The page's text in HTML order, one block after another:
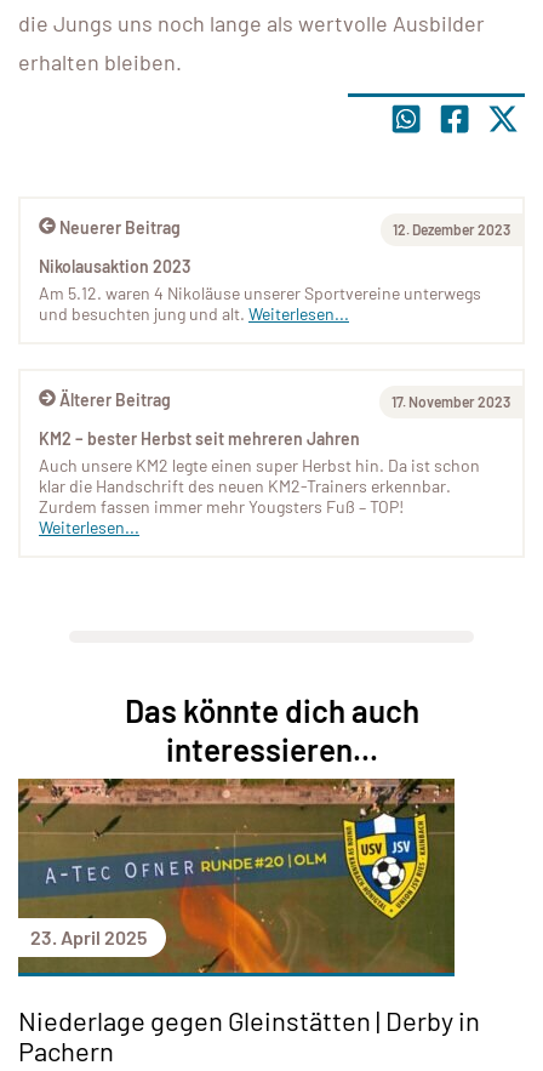
die Jungs uns noch lange als wertvolle Ausbilder
erhalten bleiben.
Älterer Beitrag 17. November 2023
KM2 – bester Herbst seit mehreren Jahren
Auch unsere KM2 legte einen super Herbst hin. Da ist schon
klar die Handschrift des neuen KM2-Trainers erkennbar.
Zurdem fassen immer mehr Yougsters Fuß – TOP!
Weiterlesen...
Neuerer Beitrag 12. Dezember 2023
Nikolausaktion 2023
Am 5.12. waren 4 Nikoläuse unserer Sportvereine unterwegs
und besuchten jung und alt. Weiterlesen...
Das könnte dich auch
interessieren...
23. April 2025
Niederlage gegen Gleinstätten | Derby in
Pachern